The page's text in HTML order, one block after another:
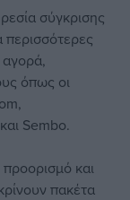
σύγκρισης
όπως οι
Sembo.
και
πακέτα